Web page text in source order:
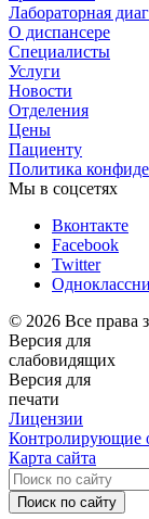
Лабораторная
О диспансере
Специалисты
Услуги
Новости
Отделения
Цены
Пациенту
Политика
Мы в соцсетях
Вконтакте
Facebook
Twitter
© 2026 Все права
Версия для
слабовидящих
Версия для
печати
Лицензии
Контролирующие
Карта сайта
Поиск по сайту